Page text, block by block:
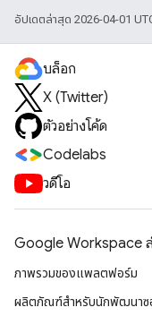
อัปเดตล่าสุด 2026-04-01
บล็อก
X (Twitter)
ตัวอย่างโค้ด
Codelabs
วิดีโอ
Google Workspace
ภาพรวมของแพลตฟอร์ม
ผลิตภัณฑ์สําหรับนักพัฒนา